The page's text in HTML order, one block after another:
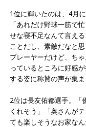
1位に輝いたのは、4月
「あれだけ野球一筋で
せな寝不足なんて言え
ことだし、素敵だなと
プレーヤーだけど、ち
っているところに好感
する姿に称賛の声が集ま
2位は長友佑都選手。「
くれそう」「奥さんが
ても楽しそうなお家な